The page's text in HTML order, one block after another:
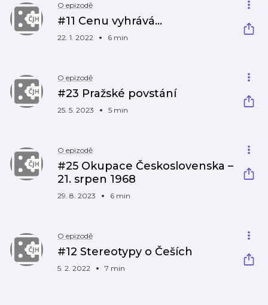
O epizodě
#11 Cenu vyhrává…
22. 1. 2022 6 min
O epizodě
#23 Pražské povstání
25. 5. 2023 5 min
O epizodě
#25 Okupace Československa –
21. srpen 1968
29. 8. 2023 6 min
O epizodě
#12 Stereotypy o Češích
5. 2. 2022 7 min